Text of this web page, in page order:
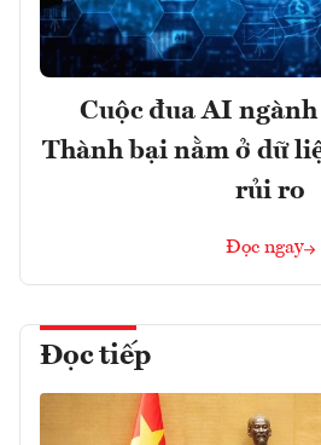
Cuộc đua AI
Thành bại nằm ở dữ
rủi ro
Đọc ngay
Đọc tiếp